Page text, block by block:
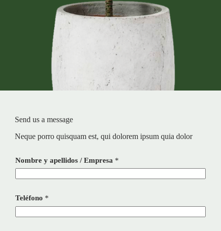
Send us a message
Neque porro quisquam est, qui dolorem ipsum quia dolor
Nombre y apellidos / Empresa *
Teléfono *